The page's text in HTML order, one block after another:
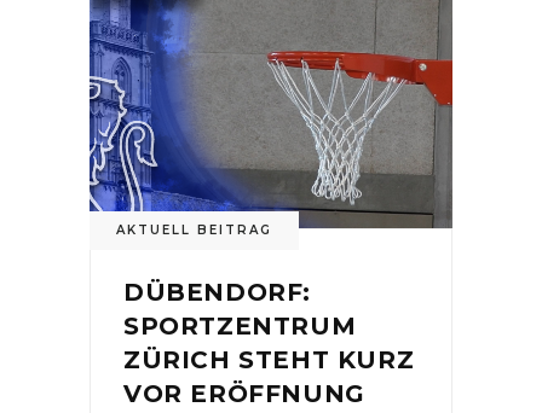
AKTUELL BEITRAG
DÜBENDORF:
SPORTZENTRUM
ZÜRICH STEHT KURZ
VOR ERÖFFNUNG